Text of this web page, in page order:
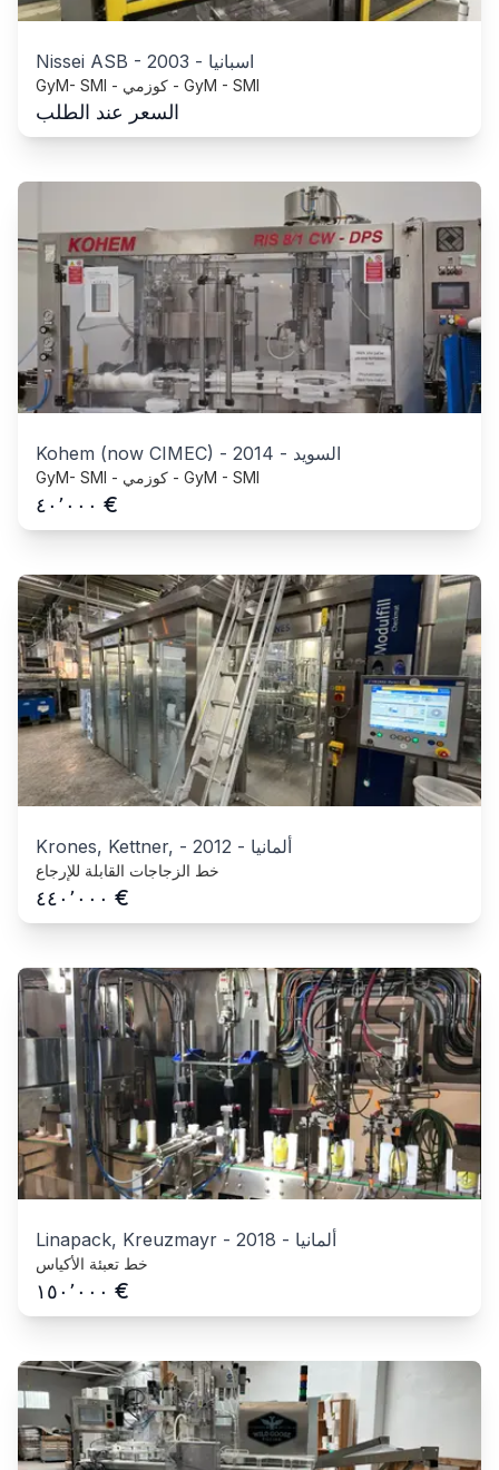
Nissei ASB - 2003 - اسبانيا
GyM- SMI - كوزمي - GyM - SMI
السعر عند الطلب
Kohem (now CIMEC) - 2014 - السويد
GyM- SMI - كوزمي - GyM - SMI
٤٠٬٠٠٠ €
Krones, Kettner, - 2012 - ألمانيا
خط الزجاجات القابلة للإرجاع
٤٤٠٬٠٠٠ €
Linapack, Kreuzmayr - 2018 - ألمانيا
خط تعبئة الأكياس
١٥٠٬٠٠٠ €